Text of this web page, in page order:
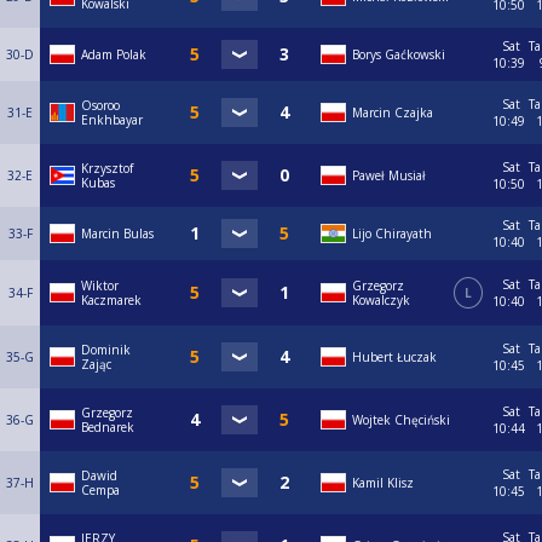
Kowalski
10:50
30-D Adam Polak Borys Gaćkowski
Sat
10:39
31-E
Osoroo
Enkhbayar
Marcin Czajka
Sat
10:49
32-E
Krzysztof
Kubas
Paweł Musiał
Sat
10:50
33-F Marcin Bulas Lijo Chirayath
Sat
10:40
34-F
Wiktor
Kaczmarek
Grzegorz
Kowalczyk
L
Sat
10:40
35-G
Dominik
Zając
Hubert Łuczak
Sat
10:45
36-G
Grzegorz
Bednarek
Wojtek Chęciński
Sat
10:44
37-H
Dawid
Cempa
Kamil Klisz
Sat
10:45
JERZY
Sat